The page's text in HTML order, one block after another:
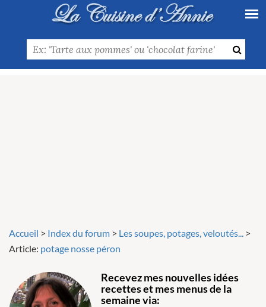
Accueil > Index du forum > Les soupes, potages, veloutés... >
Article: potage nosse péron
Recevez mes nouvelles idées
recettes et mes menus de la
semaine via: